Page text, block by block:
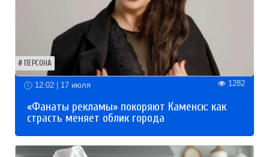
ПЕРСОНА
12:02 | 17 июля 1282
«Фанаты рекламы» покоряют Каменск: как
страсть меняет облик города